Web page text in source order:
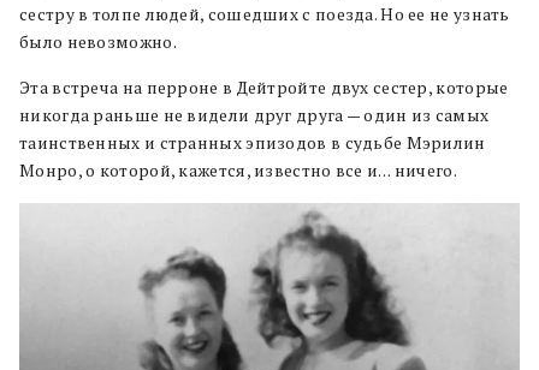
сестру в толпе людей, сошедших с поезда. Но ее не узнать
было невозможно.
Эта встреча на перроне в Дейтройте двух сестер, которые
никогда раньше не видели друг друга — один из самых
таинственных и странных эпизодов в судьбе Мэрилин
Монро, о которой, кажется, известно все и… ничего.